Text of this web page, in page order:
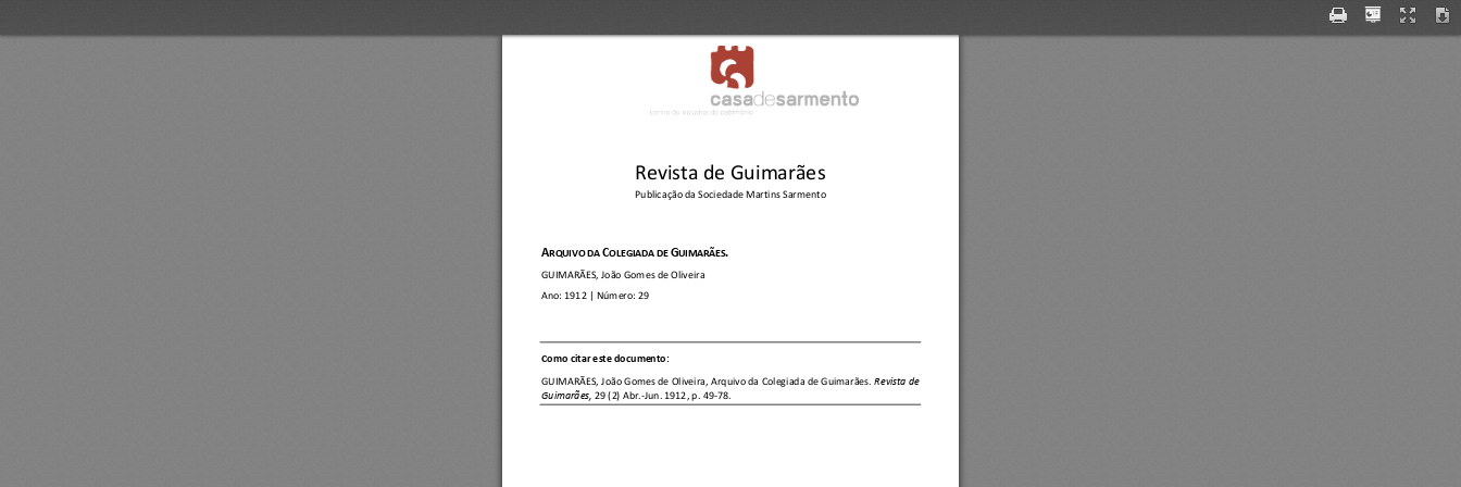
Revista de Guimarães
Publicação da Sociedade Martins Sarmento
A RQUIVO DA C OLEGIADA DE
G UIMARÃES.
GUIMARÃES, João Gomes de Oliveira
Ano: 1912 | Número: 29
C omo citar este documento:
GUIMARÃES, João Gomes de Oliveira
, Arquivo da Colegiada de Guimarães.Revista de
Guimarães, 29 (2) Abr.- Jun. 1912, p. 49
-78.